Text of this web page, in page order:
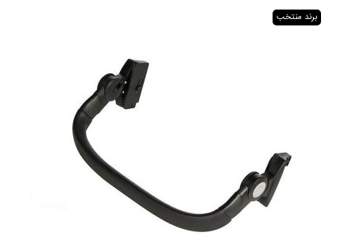
برند منتخب